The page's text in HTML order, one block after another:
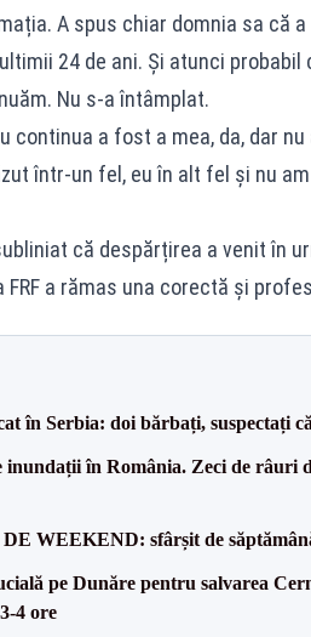
A spus chiar domnia sa că
24 de ani. Și atunci
Nu s-a întâmplat.
continua a fost a mea, da, dar
într-un fel, eu în alt fel și nu
că despărțirea a venit în
a rămas una corectă și
în Serbia: doi bărbați, suspectați
inundații în România. Zeci de râuri
WEEKEND: sfârșit de
pe Dunăre pentru salvarea
4 ore